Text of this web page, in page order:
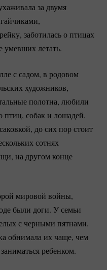
за двумя
заботилась о птицах
летать.
с садом, в родовом
художников,
полотна, любили
собак и лошадей.
до сих пор стоит
сотнях
на другом конце
мировой войны,
были доги. У семьи
с черными пятнами.
обнимала их чаще, чем
ребенком.